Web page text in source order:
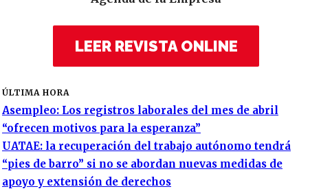
LEER REVISTA ONLINE
ÚLTIMA HORA
Asempleo: Los registros laborales del mes de abril
“ofrecen motivos para la esperanza”
UATAE: la recuperación del trabajo autónomo tendrá
“pies de barro” si no se abordan nuevas medidas de
apoyo y extensión de derechos